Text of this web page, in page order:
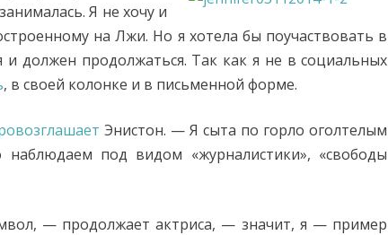
Я не хочу и
на Лжи. Но я хотела бы поучаствовать в
и должен продолжаться. Так как я не в социальных
, в своей колонке и в письменной форме.
Энистон. — Я сыта по горло оголтелым
под видом «журналистики», «свободы
— продолжает актриса, — значит, я — пример